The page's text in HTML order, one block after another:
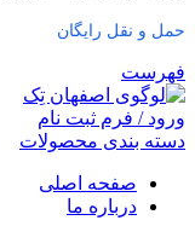
حمل و نقل رایگان
فهرست
ورود / فرم ثبت نام
دسته بندی محصولات
صفحه اصلی
درباره ما